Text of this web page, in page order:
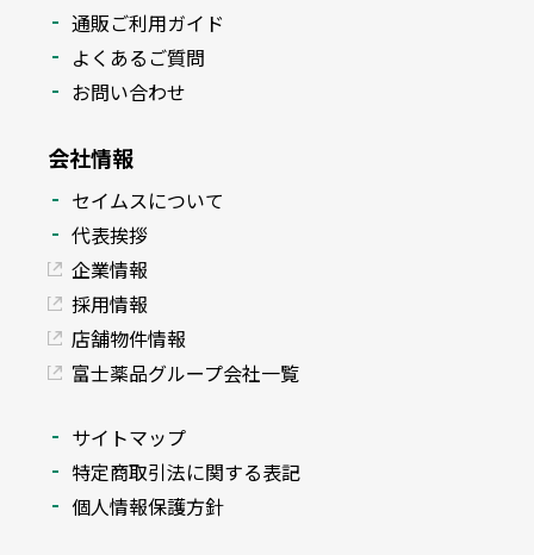
通販ご利用ガイド
よくあるご質問
お問い合わせ
会社情報
セイムスについて
代表挨拶
企業情報
採用情報
店舗物件情報
富士薬品グループ会社一覧
サイトマップ
特定商取引法に関する表記
個人情報保護方針